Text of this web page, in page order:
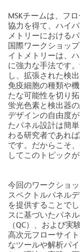
MSKチームは、フ
協力を得て、ハイ
メトリーにおける
国際ワークショッ
イトメトリーは、
に強力な手法です
し、拡張された検
免疫細胞の種類や
たな可能性を切り
蛍光色素と検出器
デザインの自由度
たパネル設計は簡
わる研究者であれ
です。だからこそ
してこのトピック
今回のワークショ
スペクトルパネル
を提供することで
スに基づいたパネ
（QC）、および実
高次元フローサイ
なツールや解析パ